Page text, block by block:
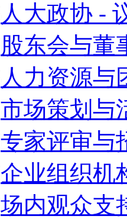
人大政协 -
股东会与董
人力资源与
市场策划与
专家评审与
企业组织机
场内观众支